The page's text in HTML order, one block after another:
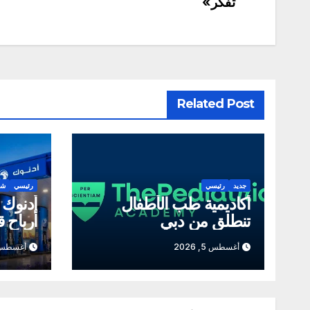
Related Post
جديد رئيسي
أكاديمية طب الأطفال
تنطلق من دبي
أغسطس 5, 2026
رئيسي
أرباح
أغسطس 5,